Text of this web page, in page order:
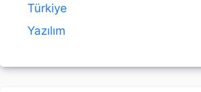
Türkiye
Yazılım